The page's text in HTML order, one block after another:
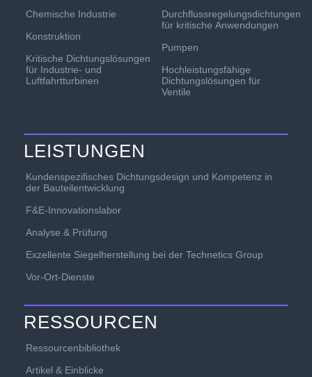
Chemische Industrie
Konstruktion
Kritische Dichtungslösungen
für Industrie- und
Luftfahrtturbinen
Durchflussregelungsdichtungen
für kritische Anwendungen
Pumpen
Hochleistungsfähige
Dichtungslösungen für
Ventile
LEISTUNGEN
Kundenspezifisches Dichtungsdesign und Kompetenz in
der Bauteilentwicklung
F&E-Innovationslabor
Analyse & Prüfung
Exzellente Siegelherstellung bei der Technetics Group
Vor-Ort-Dienste
RESSOURCEN
Ressourcenbibliothek
Artikel & Einblicke